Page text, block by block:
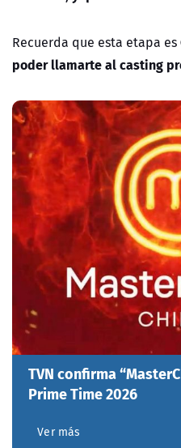
Recuerda que esta etapa es
poder llamarte al casting
TVN confirma
Prime Time 2026
Ver más